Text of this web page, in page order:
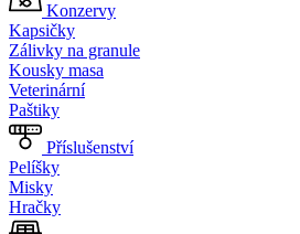
Konzervy
Kapsičky
Zálivky na granule
Kousky masa
Veterinární
Paštiky
Příslušenství
Pelíšky
Misky
Hračky